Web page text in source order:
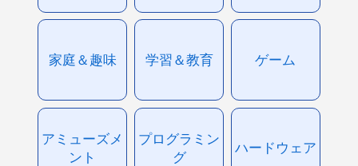
家庭＆趣味 学習＆教育 ゲーム
アミューズメ
ント
プログラミン
グ
ハードウェア